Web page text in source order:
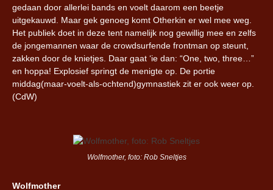
gedaan door allerlei bands en voelt daarom een beetje
uitgekauwd. Maar gek genoeg komt Otherkin er wel mee weg.
Het publiek doet in deze tent namelijk nog gewillig mee en zelfs
de jongemannen waar de crowdsurfende frontman op steunt,
zakken door de knietjes. Daar gaat ‘ie dan: “One, two, three…”
en hoppa! Explosief springt de menigte op. De portie
middag(maar-voelt-als-ochtend)gymnastiek zit er ook weer op.
(CdW)
Wolfmother, foto: Rob Sneltjes
Wolfmother